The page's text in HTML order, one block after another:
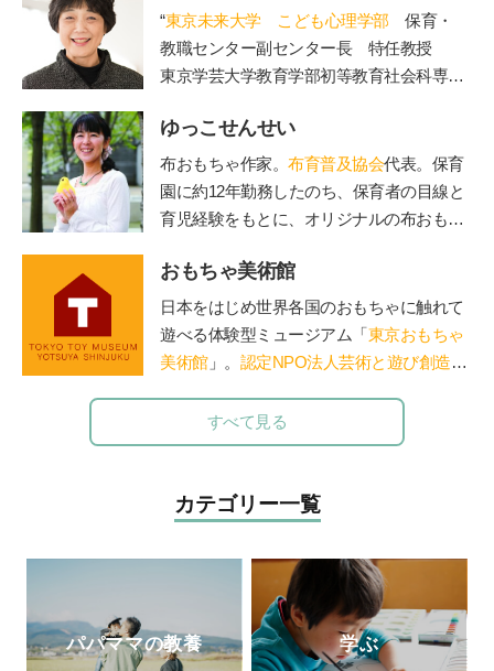
“東京未来大学 こども心理学部 保育・
教職センター副センター長 特任教授
東京学芸大学教育学部初等教育社会科専攻
校長、校長を経て現職。大学では、管理職
歴15年の経験を活かし、教員を目指す学生
たちの指導を担当されています。著書に
「保護者対応12か月」(小学館)。”
ゆっこせんせい
布おもちゃ作家。 布育普及協会代表。保育
園に約12年勤務したのち、保育者の目線と
育児経験をもとに、オリジナルの布おもち
とい」を立ち上げ、保育者を対象にした
「保育セミナー」や子育て中のお母さん、
お父さんを対象にした「布おもちゃ講座」
で講師として活躍している。布おもちゃ作
のすすめ～ちゃんと遊べばちゃんと育つ
おもちゃ美術館
日本をはじめ世界各国のおもちゃに触れて
遊べる体験型ミュージアム「東京おもちゃ
美術館」。 認定NPO法人芸術と遊び創造協
子で木のぬくもりに触れる場を提供。長門
や鳥海山木など全国に姉妹館が。おもちゃ
（もくいく）」を広めている。
すべて見る
カテゴリー一覧
パパママの教養 学ぶ